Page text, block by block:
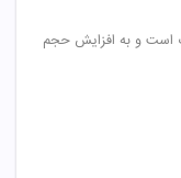
است و به افزایش حجم